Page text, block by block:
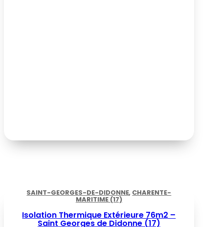
SAINT-GEORGES-DE-DIDONNE, CHARENTE-
MARITIME (17)
Isolation Thermique Extérieure 76m2 –
Saint Georges de Didonne (17)